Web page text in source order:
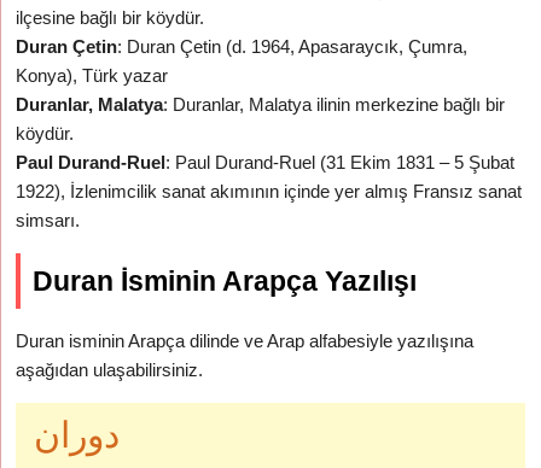
ilçesine bağlı bir köydür.
Duran Çetin: Duran Çetin (d. 1964, Apasaraycık, Çumra,
Konya), Türk yazar
Duranlar, Malatya: Duranlar, Malatya ilinin merkezine bağlı bir
köydür.
Paul Durand-Ruel: Paul Durand-Ruel (31 Ekim 1831 – 5 Şubat
1922), İzlenimcilik sanat akımının içinde yer almış Fransız sanat
simsarı.
Duran İsminin Arapça Yazılışı
Duran isminin Arapça dilinde ve Arap alfabesiyle yazılışına
aşağıdan ulaşabilirsiniz.
دوران